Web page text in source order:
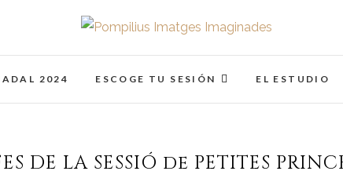
Imatges
2024 ESCOGE TU SESIÓN EL ESTUDIO
DE LA SESSIÓ de PETITES